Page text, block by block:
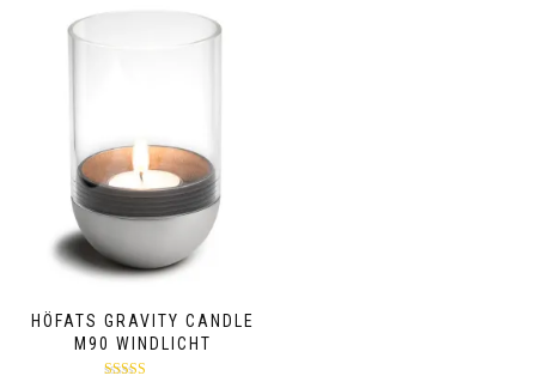
HÖFATS GRAVITY CANDLE
M90 WINDLICHT